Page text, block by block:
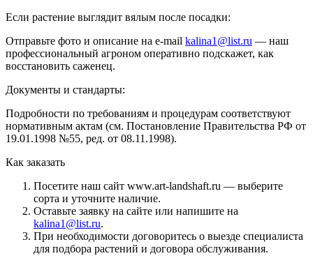
Если растение выглядит вялым после посадки:
Отправьте фото и описание на e-mail kalina1@list.ru — наш
профессиональный агроном оперативно подскажет, как
восстановить саженец.
Документы и стандарты:
Подробности по требованиям и процедурам соответствуют
нормативным актам (см. Постановление Правительства РФ от
19.01.1998 №55, ред. от 08.11.1998).
Как заказать
Посетите наш сайт www.art-landshaft.ru — выберите
сорта и уточните наличие.
Оставьте заявку на сайте или напишите на
kalina1@list.ru.
При необходимости договоритесь о выезде специалиста
для подбора растений и договора обслуживания.